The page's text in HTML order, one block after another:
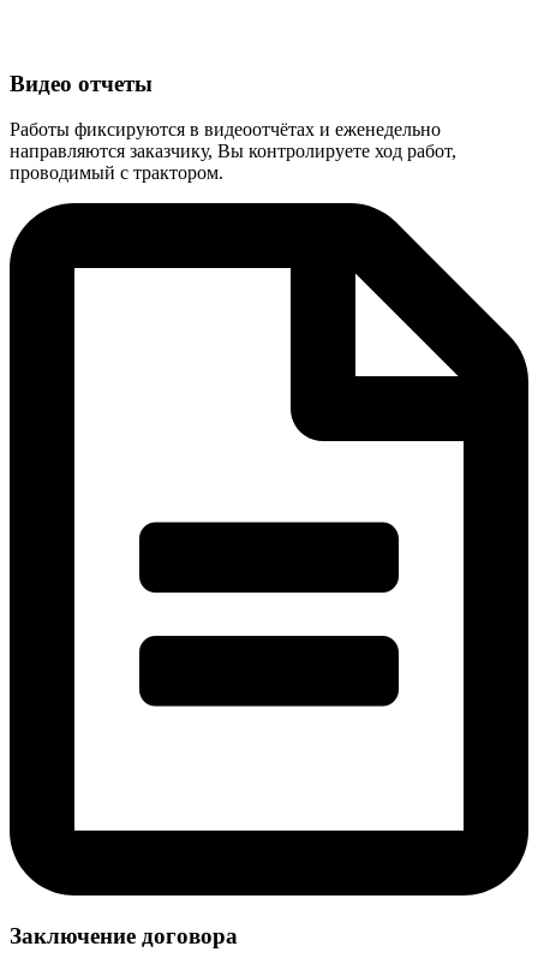
Видео отчеты
Работы фиксируются в видеоотчётах и еженедельно
направляются заказчику, Вы контролируете ход работ,
проводимый с трактором.
Заключение договора